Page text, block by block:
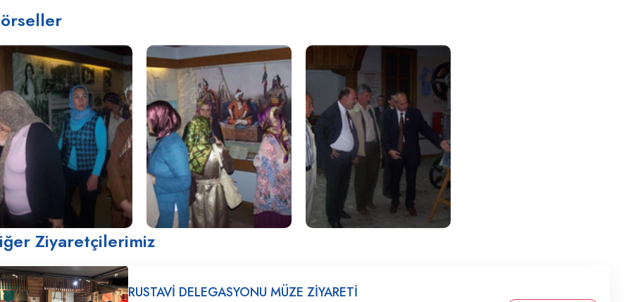
Ziyaretçilerimiz
RUSTAVİ DELEGASYONU MÜZE ZİYARETİ